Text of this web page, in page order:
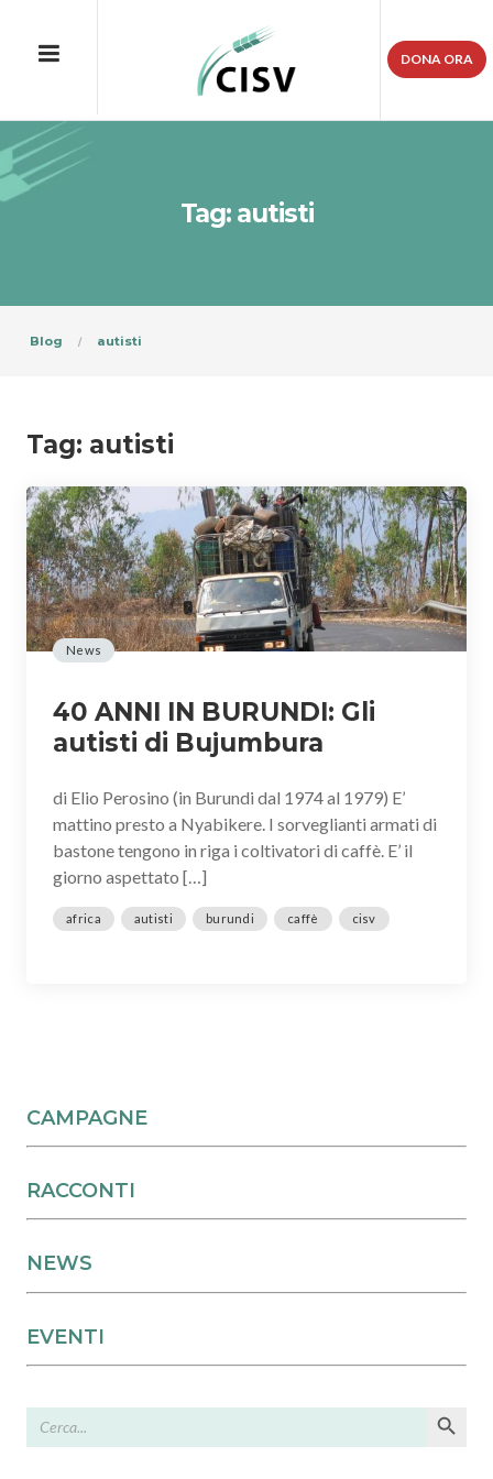
DONA ORA
Tag: autisti
Blog autisti
Tag: autisti
News
40 ANNI IN BURUNDI: Gli
autisti di Bujumbura
di Elio Perosino (in Burundi dal 1974 al 1979) E’
mattino presto a Nyabikere. I sorveglianti armati di
bastone tengono in riga i coltivatori di caffè. E’ il
giorno aspettato […]
africa autisti burundi caffè cisv
CAMPAGNE
RACCONTI
NEWS
EVENTI
Search
for:
Search Button